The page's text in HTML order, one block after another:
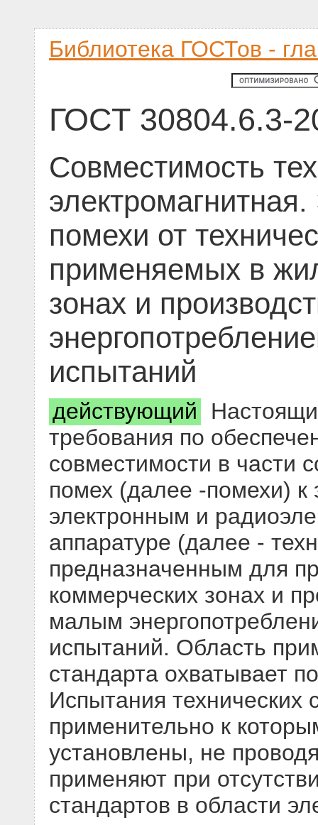
Библиотека ГОСТов -
ГОСТ 30804.6.3-
Совместимость
помехи от
применяемых в
зонах и
испытаний
действующий
требования по
совместимости в части
помех (далее -помехи) к
электронным и
аппаратуре (далее -
предназначенным для
коммерческих зонах и
малым
испытаний. Область
стандарта охватывает
Испытания технических
применительно к
установлены, не
применяют при
стандартов в области